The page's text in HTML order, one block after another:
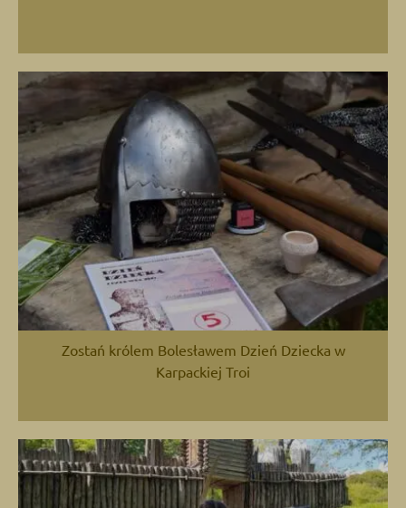
Zostań królem Bolesławem Dzień Dziecka w
Karpackiej Troi